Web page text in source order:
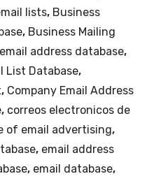
lists, Business
, Business Mailing
address database,
List Database,
, Company Email Address
, correos electronicos de
of email advertising,
, email address
, email database,